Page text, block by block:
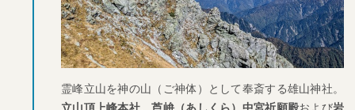
霊峰立山を神の山（ご神体）として奉斎する雄山神社。
立山頂上峰本社 、芦峅（あしくら）中宮祈願殿および岩